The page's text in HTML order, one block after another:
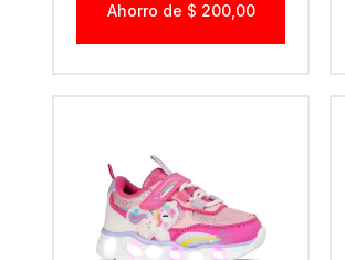
Ahorro de $ 200,00